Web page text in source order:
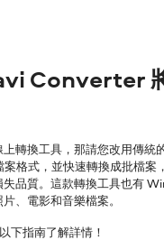
Converter
轉換工具，那請您改用傳
格式，並快速轉換成批檔
品質。這款轉換工具也有
、電影和音樂檔案。
下指南了解詳情！